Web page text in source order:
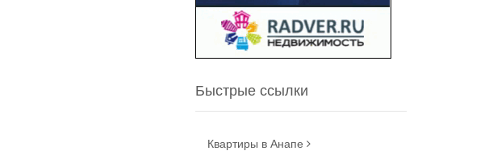
Быстрые ссылки
Квартиры в Анапе